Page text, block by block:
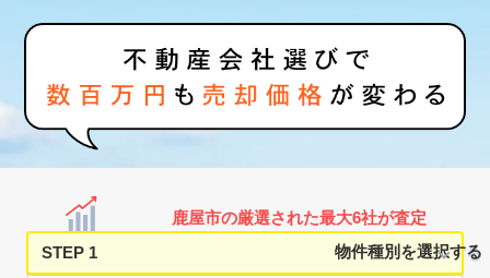
鹿屋市の厳選された最大6社が査定
STEP 1
不動産の売却・一括査定
家査定シミュレーター
お問い合わせ